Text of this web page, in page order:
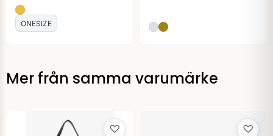
ONESIZE
Mer från samma varumärke
♡ ♡